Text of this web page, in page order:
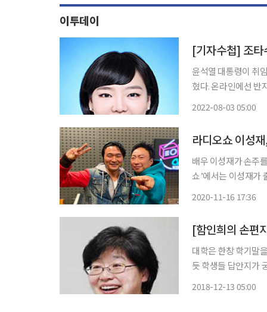
이투데이
[기자수첩] 조
윤석열 대통령이 취
혔다. 온라인에선 반
2022-08-03 05:00
라디오쇼 이성
배우 이성재가 손주를 품에 안은 소감
쇼’에서는 이성재가
2020-11-16 17:36
[함인희의 손편
대학은 한창 학기말
듯 학생들 답안지가
2018-12-13 05:00